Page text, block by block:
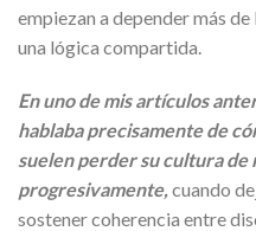
empiezan a depender más
una lógica compartida.
En uno de mis artículos
hablaba precisamente de
suelen perder su cultura de
progresivamente,cuando
sostener coherencia entre